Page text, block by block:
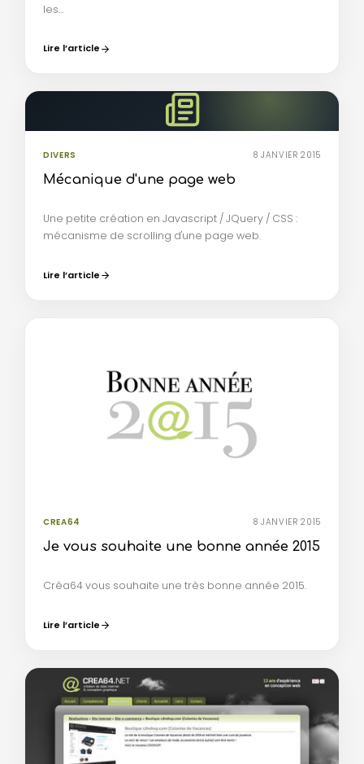
les…
Lire l’article
DIVERS 8 JANVIER 2015
Mécanique d'une page web
Une petite création en Javascript / JQuery / CSS :
mécanisme de scrolling d'une page web.
Lire l’article
CREA64 8 JANVIER 2015
Je vous souhaite une bonne année 2015
Créa64 vous souhaite une très bonne année 2015.
Lire l’article